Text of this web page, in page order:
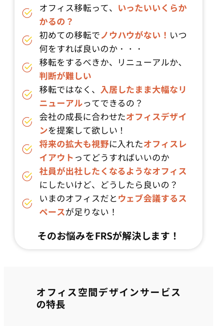
オフィス移転って、 いったいいくらか
かるの？
初めての移転でノウハウがない！ いつ
何をすれば良いのか・・・
移転をするべきか、リニューアルか、
判断が難しい
移転ではなく、 入居したまま大幅なリ
ニューアルってできるの？
会社の成長に合わせたオフィスデザイ
ンを提案して欲しい！
将来の拡大も視野に入れたオフィスレ
イアウト ってどうすればいいのか
社員が出社したくなるようなオフィス
にしたいけど、どうしたら良いの？
いまのオフィスだと ウェブ会議するス
ペースが足りない！
そのお悩みをFRSが解決します！
オフィス空間デザインサービス
の特長